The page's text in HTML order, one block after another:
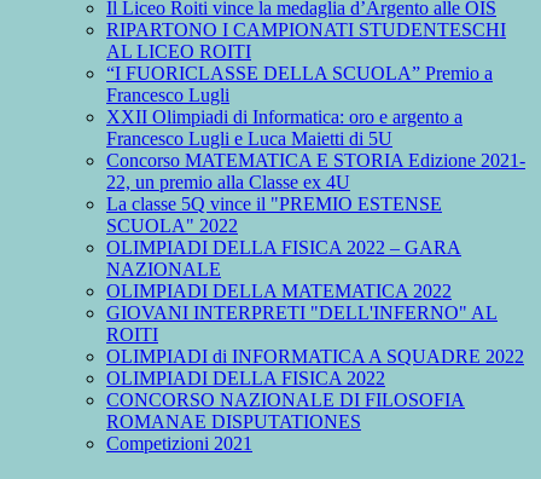
Il Liceo Roiti vince la medaglia d’Argento alle OIS
RIPARTONO I CAMPIONATI STUDENTESCHI
AL LICEO ROITI
“I FUORICLASSE DELLA SCUOLA” Premio a
Francesco Lugli
XXII Olimpiadi di Informatica: oro e argento a
Francesco Lugli e Luca Maietti di 5U
Concorso MATEMATICA E STORIA Edizione 2021-
22, un premio alla Classe ex 4U
La classe 5Q vince il "PREMIO ESTENSE
SCUOLA" 2022
OLIMPIADI DELLA FISICA 2022 – GARA
NAZIONALE
OLIMPIADI DELLA MATEMATICA 2022
GIOVANI INTERPRETI "DELL'INFERNO" AL
ROITI
OLIMPIADI di INFORMATICA A SQUADRE 2022
OLIMPIADI DELLA FISICA 2022
CONCORSO NAZIONALE DI FILOSOFIA
ROMANAE DISPUTATIONES
Competizioni 2021